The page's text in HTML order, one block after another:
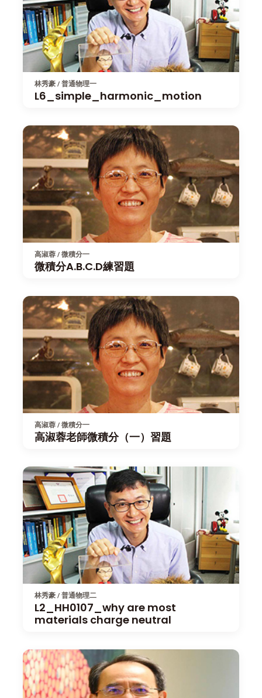
林秀豪 / 普通物理一
L6_simple_harmonic_motion
高淑蓉 / 微積分一
微積分A.B.C.D練習題
高淑蓉 / 微積分一
高淑蓉老師微積分（一）習題
林秀豪 / 普通物理二
L2_HH0107_why are most
materials charge neutral